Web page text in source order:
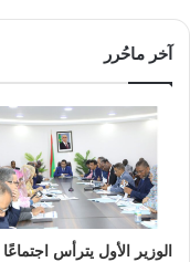
آخر ماحُرر
الوزير الأول يترأس اجتماعًا